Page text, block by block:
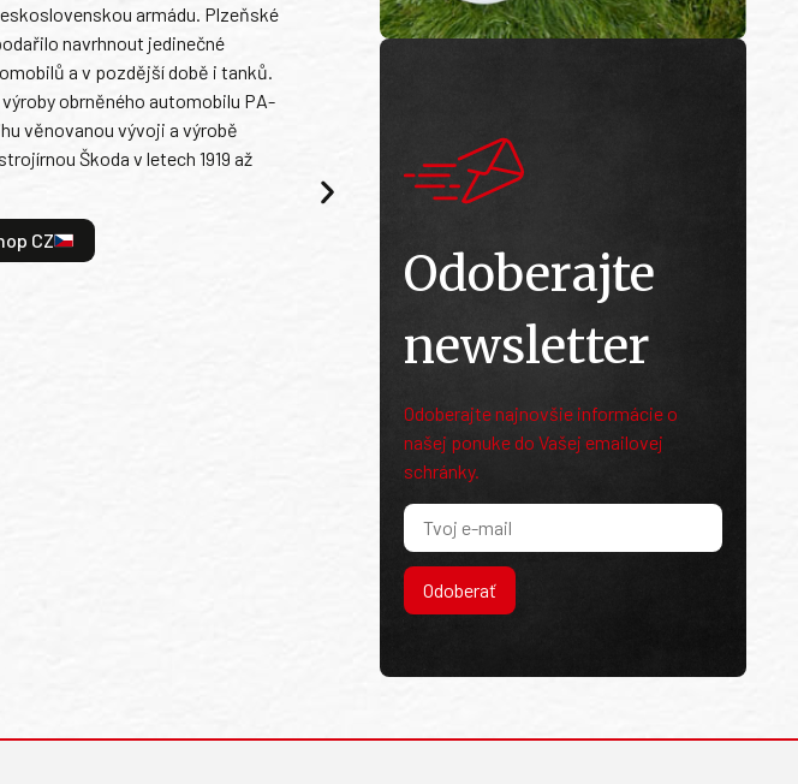
armádu. Plzeňské
navrhnout jedinečné
a v pozdější době i tanků.
obrněného automobilu PA-
věnovanou vývoji a výrobě
Škoda v letech 1919 až
CZ
Odoberajte
newsletter
Odoberajte najnovšie informácie o
našej ponuke do Vašej emailovej
schránky.
Odoberať